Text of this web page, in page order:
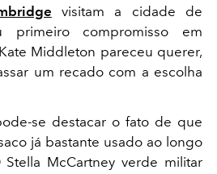
visitam a cidade de
primeiro compromisso em
Middleton pareceu querer,
um recado com a escolha
se destacar o fato de que
já bastante usado ao longo
McCartney verde militar